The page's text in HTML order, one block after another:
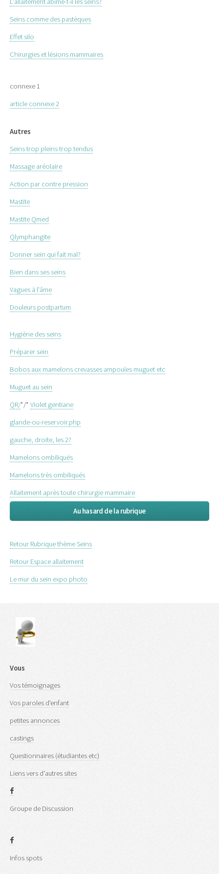
Seins comme des pastèques
Effet silo
Chirurgies et lésions mammaires
connexe 1
article connexe 2
Autres
Seins trop pleins trop tendus
Massage aréolaire
Action par contre pression
Mastite
Mastite Qmed
Qlymphangite
Donner sein qui fait mal?
Bien dans ses seins
Vagues à l'âme
Douleurs postpartum
Hygiène des seins
Préparer sein
Bobos aux mamelons crevasses ampoules muguet etc
Muguet au sein
QR/*/* Violet gentiane
glande-ou-reservoir.php
gauche, droite, les 2?
Mamelons ombiliqués
Mamelons très ombiliqués
Allaitement après toute chirurgie mammaire
Au hasard de la rubrique
Retour Rubrique thème Seins
Retour Espace allaitement
Le mur du sein expo photo
Vous
Vos témoignages
Vos paroles d'enfant
petites annonces
castings
Questionnaires (étudiantes etc)
Liens vers d'autres sites
Groupe de Discussion
Infos spots